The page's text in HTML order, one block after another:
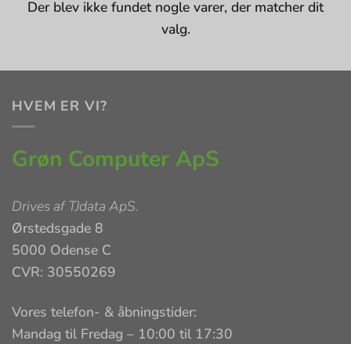
Der blev ikke fundet nogle varer, der matcher dit
valg.
HVEM ER VI?
Grøn Computer ApS
Drives afTJdata ApS.
Ørstedsgade 8
5000 Odense C
CVR: 30550269
Vores telefon- & åbningstider:
Mandag til Fredag – 10:00 til 17:30